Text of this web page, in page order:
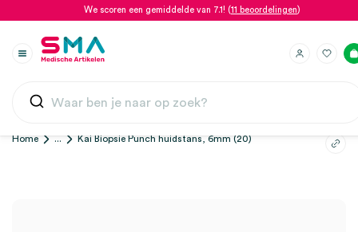
We scoren een gemiddelde van 7.1! (11 beoordelingen)
Home ... Kai Biopsie Punch huidstans, 6mm (20)